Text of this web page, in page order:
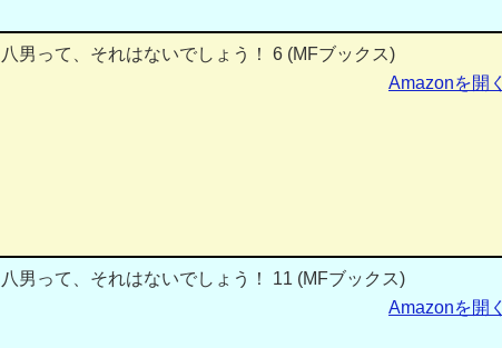
八男って、それはないでしょう！ 6 (MFブックス)
Amazonを開く
八男って、それはないでしょう！ 11 (MFブックス)
Amazonを開く